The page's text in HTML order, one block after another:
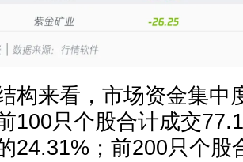
构来看，市场资金集中
100只个股合计成交
24.31%；前200只个股